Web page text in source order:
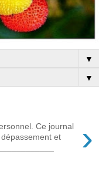
▼
▼
›
Ce journal
et